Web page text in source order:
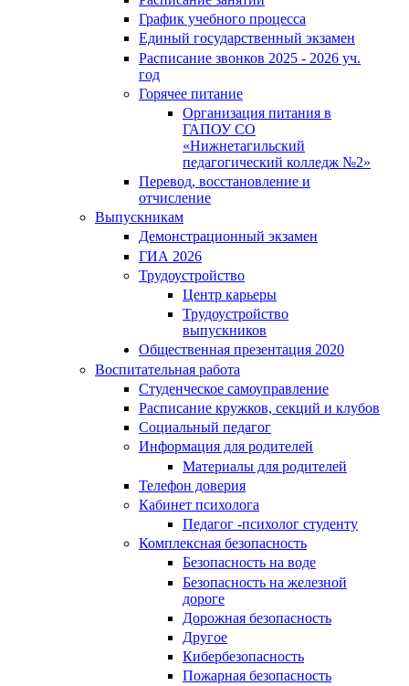
График учебного процесса
Единый государственный экзамен
Расписание звонков 2025 - 2026 уч.
год
Горячее питание
Организация питания в
ГАПОУ СО
«Нижнетагильский
педагогический колледж №2»
Перевод, восстановление и
отчисление
Выпускникам
Демонстрационный экзамен
ГИА 2026
Трудоустройство
Центр карьеры
Трудоустройство
выпускников
Общественная презентация 2020
Воспитательная работа
Студенческое самоуправление
Расписание кружков, секций и клубов
Социальный педагог
Информация для родителей
Материалы для родителей
Телефон доверия
Кабинет психолога
Педагог -психолог студенту
Комплексная безопасность
Безопасность на воде
Безопасность на железной
дороге
Дорожная безопасность
Другое
Кибербезопасность
Пожарная безопасность